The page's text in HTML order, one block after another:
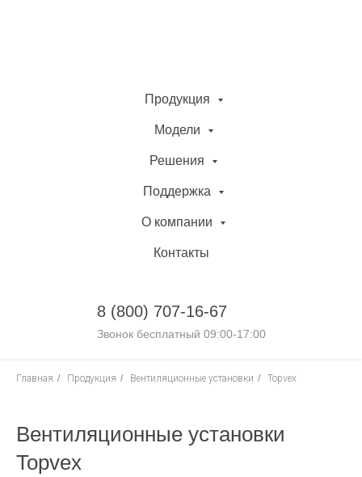
Продукция
Модели
Решения
Поддержка
О компании
Контакты
8 (800) 707-16-67
Звонок бесплатный 09:00-17:00
Главная / Продукция / Вентиляционные установки / Topvex
Вентиляционные установки
Topvex